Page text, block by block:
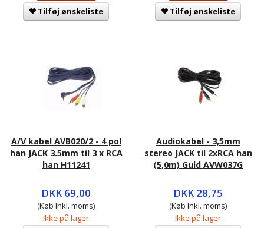
Tilføj ønskeliste Tilføj ønskeliste
A/V kabel AVB020/2 - 4 pol
han JACK 3.5mm til 3 x RCA
han H11241
DKK 69,00
(Køb Inkl. moms)
Ikke på lager
Audiokabel - 3,5mm
stereo JACK til 2xRCA han
(5,0m) Guld AVW037G
DKK 28,75
(Køb Inkl. moms)
Ikke på lager